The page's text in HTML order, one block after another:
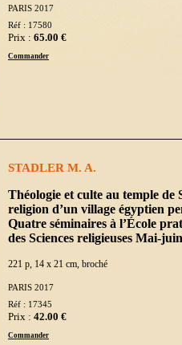
PARIS 2017
Réf : 17580
Prix : 65.00 €
Commander
STADLER M. A.
Théologie et culte au temple de
religion d’un village égyptien
Quatre séminaires à l’École
des Sciences religieuses Mai-
221 p, 14 x 21 cm, broché
PARIS 2017
Réf : 17345
Prix : 42.00 €
Commander